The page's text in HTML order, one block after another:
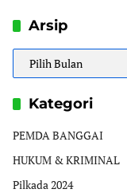
Arsip
Kategori
PEMDA BANGGAI
HUKUM & KRIMINAL
Pilkada 2024